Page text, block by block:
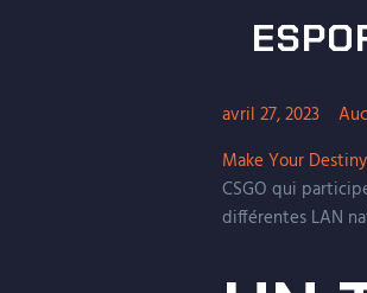
avril 27, 2023
Make Your Destiny
CSGO qui
différentes LAN